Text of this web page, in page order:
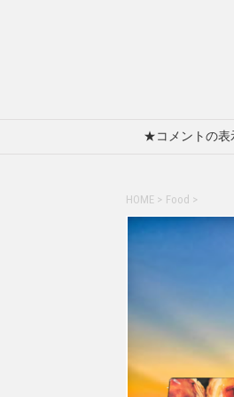
★コメントの表
HOME > Food >